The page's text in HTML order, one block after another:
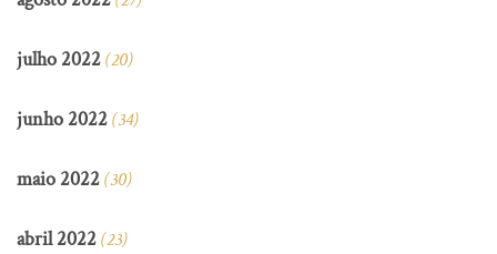
julho 2022(20)
junho 2022(34)
maio 2022(30)
abril 2022(23)